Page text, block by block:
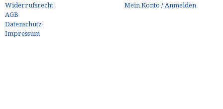
Widerrufsrecht
AGB
Datenschutz
Impressum
Mein Konto / Anmelden